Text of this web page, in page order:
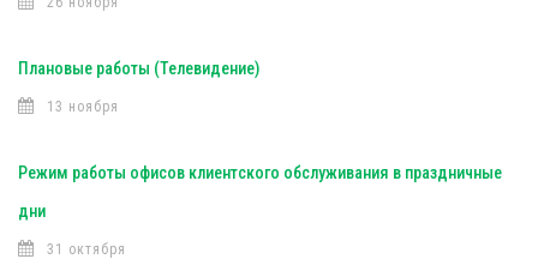
Плановые работы (Телевидение)
13 ноября
Режим работы офисов клиентского обслуживания в праздничные
дни
31 октября